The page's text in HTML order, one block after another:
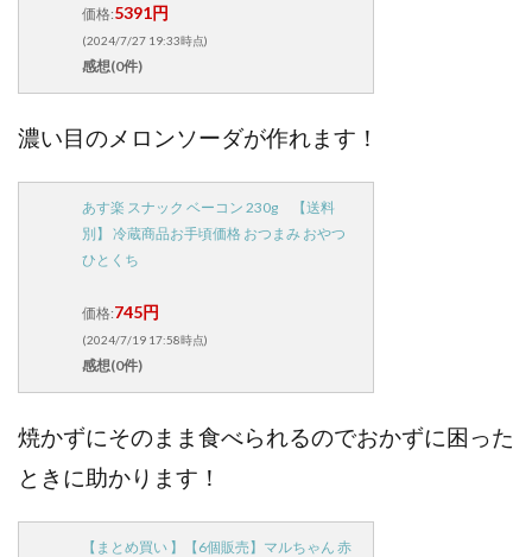
価格:5391円
(2024/7/27 19:33時点)
感想(0件)
濃い目のメロンソーダが作れます！
あす楽 スナック ベーコン 230g 【送料
別】 冷蔵商品お手頃価格 おつまみ おやつ
ひとくち
価格:745円
(2024/7/19 17:58時点)
感想(0件)
焼かずにそのまま食べられるのでおかずに困った
ときに助かります！
【まとめ買い 】【6個販売】マルちゃん 赤